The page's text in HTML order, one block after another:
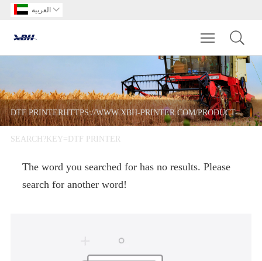
العربية 
Toggle
DTF PRINTERHTTPS://WWW.XBH-PRINTER.COM/PRODUCT-
SEARCH?KEY=DTF PRINTER
The word you searched for has no results. Please
search for another word!